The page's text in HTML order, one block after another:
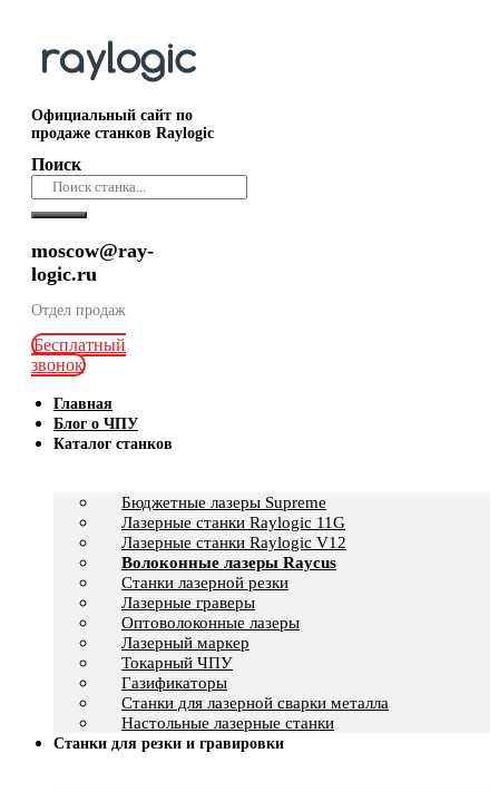
Официальный сайт по
продаже станков Raylogic
Поиск
moscow@ray-
logic.ru
Отдел продаж
Бесплатный
звонок
Главная
Блог о ЧПУ
Каталог станков
Бюджетные лазеры Supreme
Лазерные станки Raylogic 11G
Лазерные станки Raylogic V12
Волоконные лазеры Raycus
Станки лазерной резки
Лазерные граверы
Оптоволоконные лазеры
Лазерный маркер
Токарный ЧПУ
Газификаторы
Cтанки для лазерной сварки металла
Настольные лазерные станки
Станки для резки и гравировки